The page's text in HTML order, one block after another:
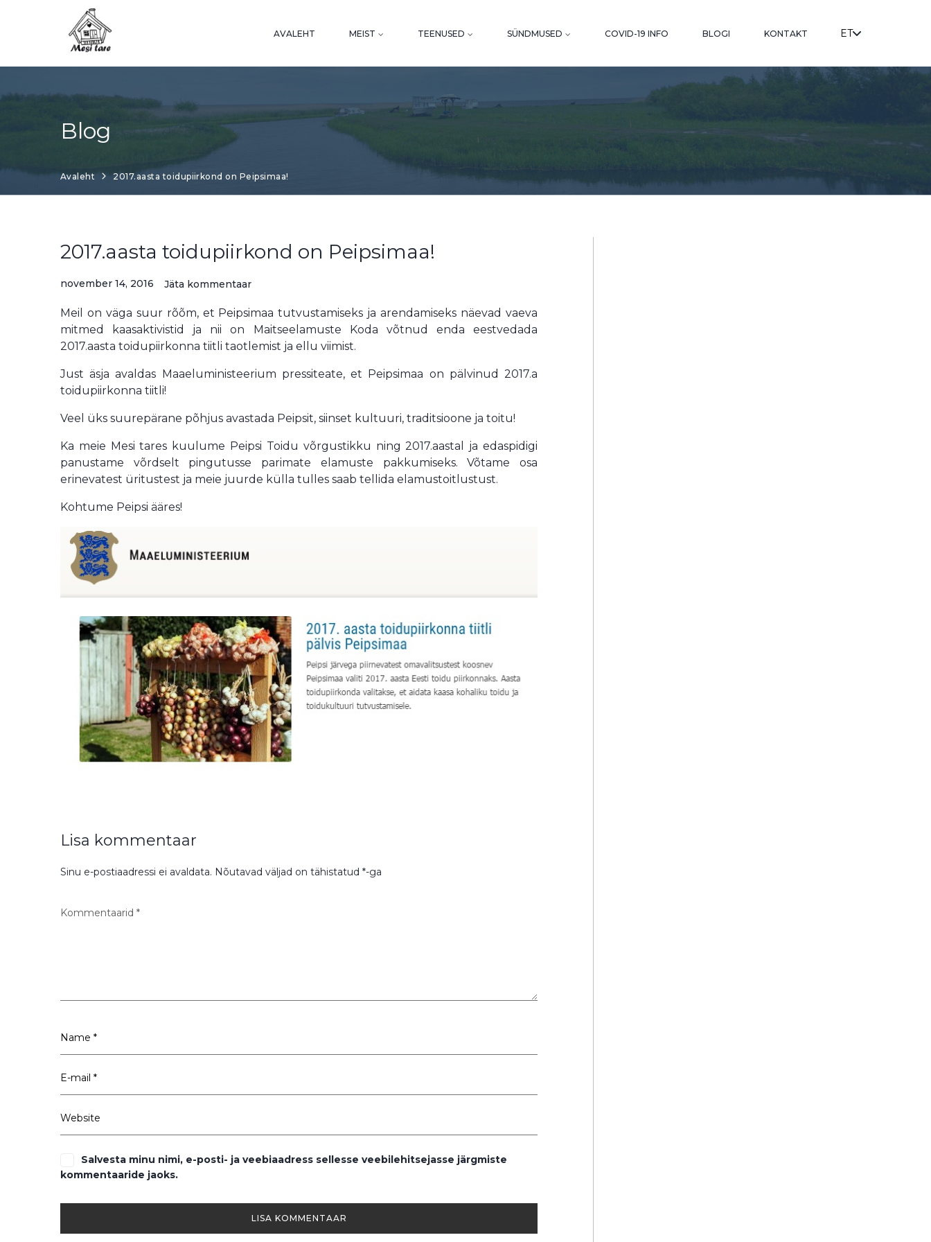
AVALEHT MEIST TEENUSED SÜNDMUSED COVID-19 INFO BLOGI KONTAKT ET
Blog
Avaleht 2017.aasta toidupiirkond on Peipsimaa!
2017.aasta toidupiirkond on Peipsimaa!
november 14, 2016 Jäta kommentaar
Meil on väga suur rõõm, et Peipsimaa tutvustamiseks ja arendamiseks näevad vaeva
mitmed kaasaktivistid ja nii on Maitseelamuste Koda võtnud enda eestvedada
2017.aasta toidupiirkonna tiitli taotlemist ja ellu viimist.
Just äsja avaldas Maaeluministeerium pressiteate, et Peipsimaa on pälvinud 2017.a
toidupiirkonna tiitli!
Veel üks suurepärane põhjus avastada Peipsit, siinset kultuuri, traditsioone ja toitu!
Ka meie Mesi tares kuulume Peipsi Toidu võrgustikku ning 2017.aastal ja edaspidigi
panustame võrdselt pingutusse parimate elamuste pakkumiseks. Võtame osa
erinevatest üritustest ja meie juurde külla tulles saab tellida elamustoitlustust.
Kohtume Peipsi ääres!
Lisa kommentaar
Sinu e-postiaadressi ei avaldata. Nõutavad väljad on tähistatud *-ga
Salvesta minu nimi, e-posti- ja veebiaadress sellesse veebilehitsejasse järgmiste
kommentaaride jaoks.